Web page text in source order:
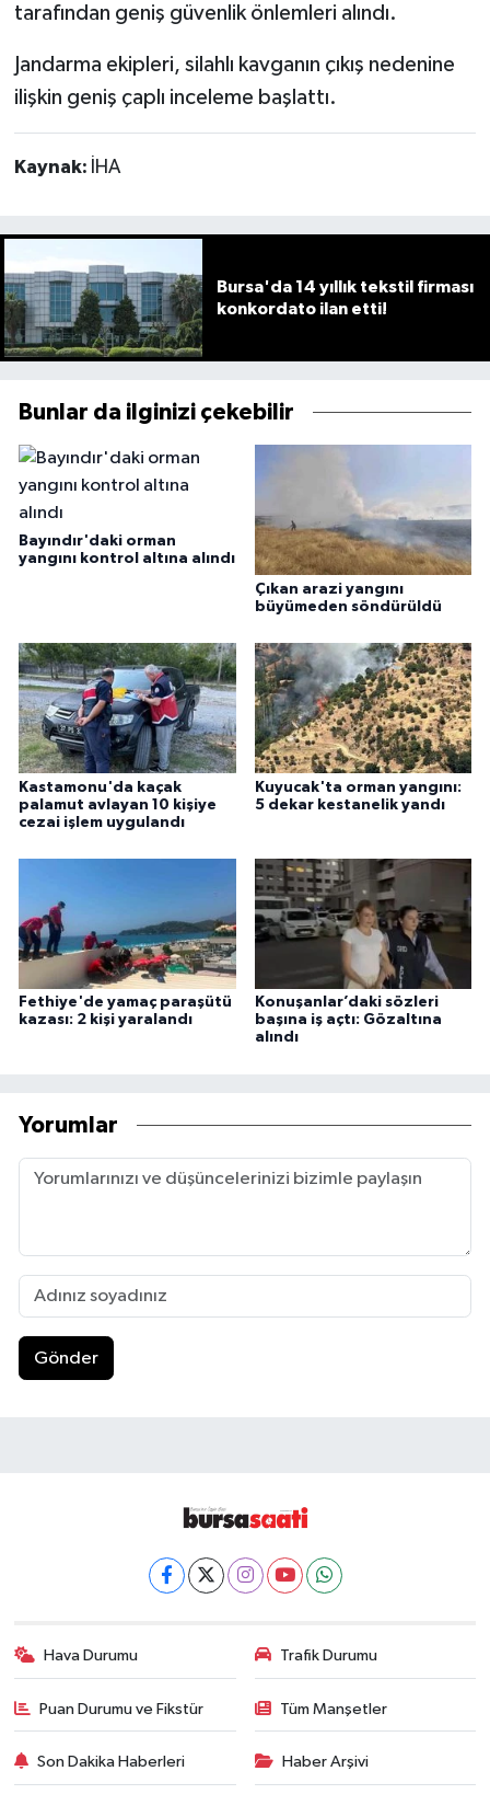
tarafından geniş güvenlik önlemleri alındı.
Jandarma ekipleri, silahlı kavganın çıkış nedenine
ilişkin geniş çaplı inceleme başlattı.
Kaynak: İHA
Bursa'da 14 yıllık tekstil firması
konkordato ilan etti!
Bunlar da ilginizi çekebilir
Bayındır'daki orman
yangını kontrol altına alındı
Çıkan arazi yangını
büyümeden söndürüldü
Kastamonu'da kaçak
palamut avlayan 10 kişiye
cezai işlem uygulandı
Kuyucak'ta orman yangını:
5 dekar kestanelik yandı
Fethiye'de yamaç paraşütü
kazası: 2 kişi yaralandı
Konuşanlar’daki sözleri
başına iş açtı: Gözaltına
alındı
Yorumlar
Gönder
Hava Durumu Trafik Durumu
Puan Durumu ve Fikstür Tüm Manşetler
Son Dakika Haberleri Haber Arşivi